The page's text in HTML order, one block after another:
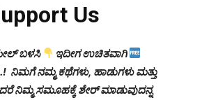
Us
ಬಳಸಿ
ಇದೀಗ ಉಚಿತವಾಗಿ
ನಿಮಗೆ ನಮ್ಮ ಕಥೆಗಳು, ಹಾಡುಗಳು ಮತ್ತು
ನಿಮ್ಮ ಸಮೂಹಕ್ಕೆ ಶೇರ್ ಮಾಡುವುದನ್ನ